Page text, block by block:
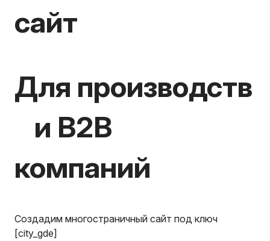
сайт
для производств
и В2В
компаний
Создадим многостраничный сайт под ключ
[city_gde]